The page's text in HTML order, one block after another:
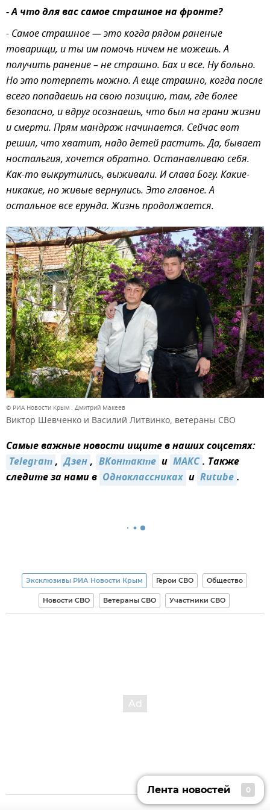
- А что для вас самое страшное на фронте?
- Самое страшное — это когда рядом раненые
товарищи, и ты им помочь ничем не можешь. А
получить ранение – не страшно. Бах и все. Ну больно.
Но это потерпеть можно. А еще страшно, когда после
всего попадаешь на свою позицию, там, где более
безопасно, и вдруг осознаешь, что был на грани жизни
и смерти. Прям мандраж начинается. Сейчас вот
решил, что хватит, надо детей растить. Да, бывает
ностальгия, хочется обратно. Останавливаю себя.
Как-то выкрутились, выживали. И слава Богу. Какие-
никакие, но живые вернулись. Это главное. А
остальное все ерунда. Жизнь продолжается.
© РИА Новости Крым . Дмитрий Макеев
Виктор Шевченко и Василий Литвинко, ветераны СВО
Самые важные новости ищите в наших соцсетях:
Telegram, Дзен, ВКонтакте и MAКС. Также
следите за нами в Одноклассниках и Rutube.
Эксклюзивы РИА Новости Крым Герои СВО Общество
Новости СВО Ветераны СВО Участники СВО
Лента новостей 0
Лента новостей